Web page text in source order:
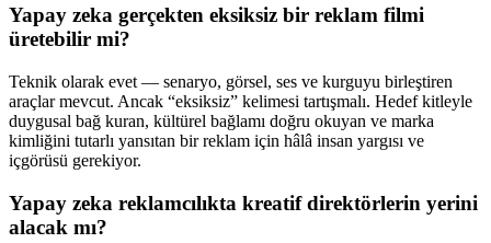
Yapay zeka gerçekten eksiksiz bir reklam filmi
üretebilir mi?
Teknik olarak evet — senaryo, görsel, ses ve kurguyu birleştiren
araçlar mevcut. Ancak “eksiksiz” kelimesi tartışmalı. Hedef kitleyle
duygusal bağ kuran, kültürel bağlamı doğru okuyan ve marka
kimliğini tutarlı yansıtan bir reklam için hâlâ insan yargısı ve
içgörüsü gerekiyor.
Yapay zeka reklamcılıkta kreatif direktörlerin yerini
alacak mı?